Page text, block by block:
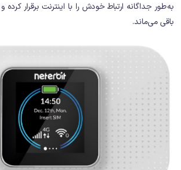
به‌طور جداگانه ارتباط خودش را با اینترنت برقرار
باقی می‌ماند.